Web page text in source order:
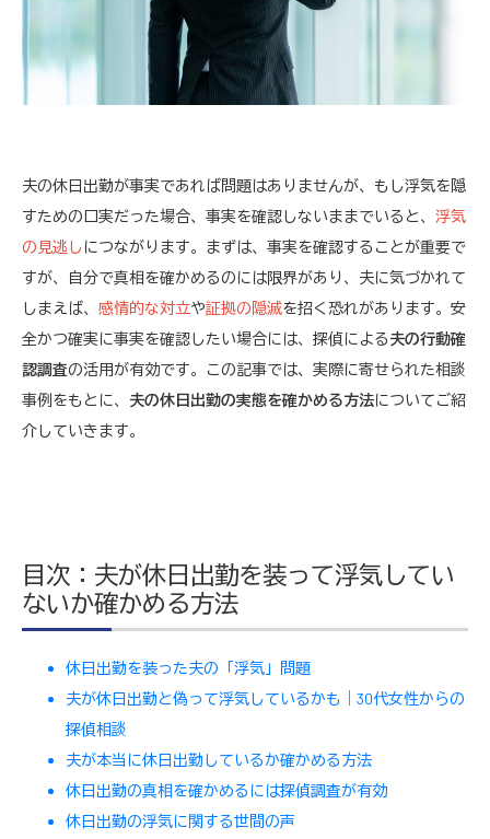
夫の休日出勤が事実であれば問題はありませんが、もし浮気を隠
すための口実だった場合、事実を確認しないままでいると、 浮気
の見逃しにつながります。まずは、事実を確認することが重要で
すが、自分で真相を確かめるのには限界があり、夫に気づかれて
しまえば、 感情的な対立や証拠の隠滅を招く恐れがあります。安
全かつ確実に事実を確認したい場合には、探偵による夫の行動確
認調査の活用が有効です。この記事では、実際に寄せられた相談
事例をもとに、 夫の休日出勤の実態を確かめる方法についてご紹
介していきます。
目次：夫が休日出勤を装って浮気してい
ないか確かめる方法
休日出勤を装った夫の「浮気」問題
夫が休日出勤と偽って浮気しているかも｜30代女性からの
探偵相談
夫が本当に休日出勤しているか確かめる方法
休日出勤の真相を確かめるには探偵調査が有効
休日出勤の浮気に関する世間の声